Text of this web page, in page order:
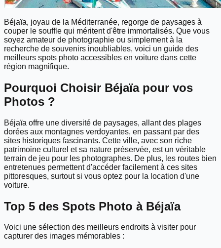
Béjaïa, joyau de la Méditerranée, regorge de paysages à
couper le souffle qui méritent d'être immortalisés. Que vous
soyez amateur de photographie ou simplement à la
recherche de souvenirs inoubliables, voici un guide des
meilleurs spots photo accessibles en voiture dans cette
région magnifique.
Pourquoi Choisir Béjaïa pour vos
Photos ?
Béjaïa offre une diversité de paysages, allant des plages
dorées aux montagnes verdoyantes, en passant par des
sites historiques fascinants. Cette ville, avec son riche
patrimoine culturel et sa nature préservée, est un véritable
terrain de jeu pour les photographes. De plus, les routes bien
entretenues permettent d'accéder facilement à ces sites
pittoresques, surtout si vous optez pour la location d'une
voiture.
Top 5 des Spots Photo à Béjaïa
Voici une sélection des meilleurs endroits à visiter pour
capturer des images mémorables :